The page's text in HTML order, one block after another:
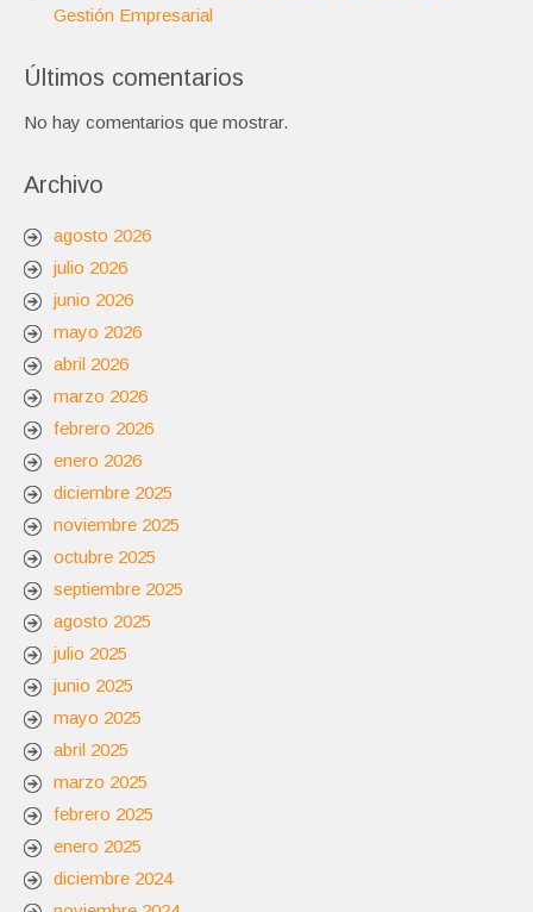
Gestión Empresarial
Últimos comentarios
No hay comentarios que mostrar.
Archivo
agosto 2026
julio 2026
junio 2026
mayo 2026
abril 2026
marzo 2026
febrero 2026
enero 2026
diciembre 2025
noviembre 2025
octubre 2025
septiembre 2025
agosto 2025
julio 2025
junio 2025
mayo 2025
abril 2025
marzo 2025
febrero 2025
enero 2025
diciembre 2024